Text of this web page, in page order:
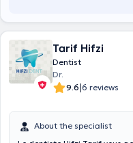
Tarif Hifzi
Dentist
Dr.
9.6|6 reviews
About the specialist